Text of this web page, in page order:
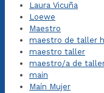
Laura Vicuña
Loewe
Maestro
maestro de taller
maestro taller
maestro/a de
main
Maín Mujer